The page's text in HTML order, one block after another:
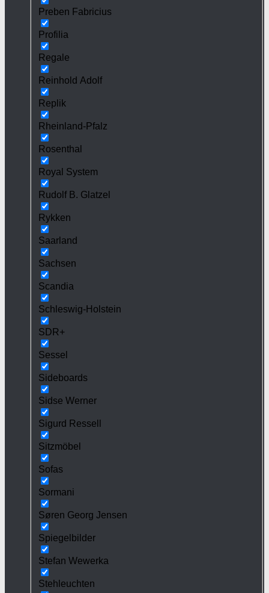
Preben Fabricius
Profilia
Regale
Reinhold Adolf
Replik
Rheinland-Pfalz
Rosenthal
Royal System
Rudolf B. Glatzel
Rykken
Saarland
Sachsen
Scandia
Schleswig-Holstein
SDR+
Sessel
Sideboards
Sidse Werner
Sigurd Ressell
Sitzmöbel
Sofas
Sormani
Søren Georg Jensen
Spiegelbilder
Stefan Wewerka
Stehleuchten